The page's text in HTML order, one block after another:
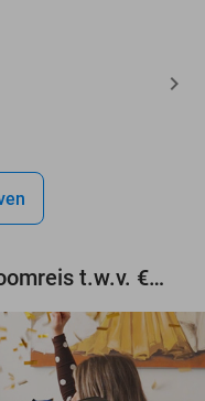
Maak gratis kans op een droomreis t.w.v. €3.000!